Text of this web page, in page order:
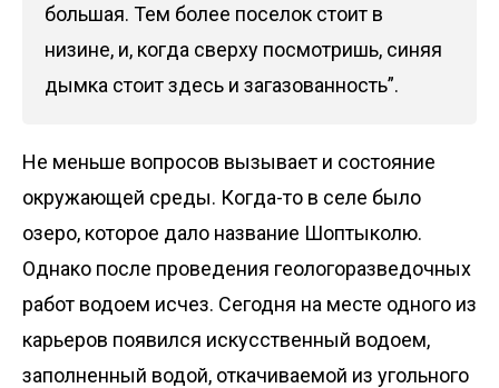
большая. Тем более поселок стоит в
низине, и, когда сверху посмотришь, синяя
дымка стоит здесь и загазованность”.
Не меньше вопросов вызывает и состояние
окружающей среды. Когда-то в селе было
озеро, которое дало название Шоптыколю.
Однако после проведения геологоразведочных
работ водоем исчез. Сегодня на месте одного из
карьеров появился искусственный водоем,
заполненный водой, откачиваемой из угольного